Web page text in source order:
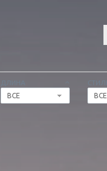
ВСЕ
СТИЛЬ
ВСЕ